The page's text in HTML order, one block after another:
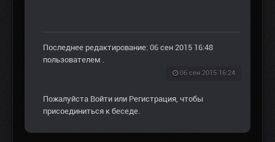
Последнее редактирование: 06 сен 2015 16:48
пользователем .
06 сен 2015 16:24
Пожалуйста Войти или Регистрация, чтобы
присоединиться к беседе.